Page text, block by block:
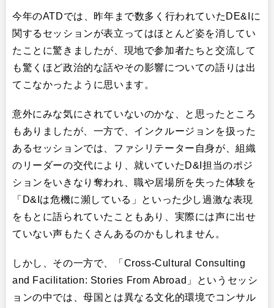
今年のATDでは、昨年まで数多く行われていたDE&Iに
関するセッションが表立ってはほとんど姿を消してい
たことに驚きましたが、現地で参加者たちと交流して
も驚くほど政治的な話やその影響についての語りは出
てこなかったように思います。
意外にみな気にされていないのかな、と思ったところ
もありましたが、一方で、インクルージョンを扱った
あるセッションでは、ファシリテーター自身が、組織
のリーダーの交代により、就いていたD&I担当のポジ
ションをいきなり奪われ、職や居場所を失った体験を
「D&Iは危機に瀕している」といった少し過激な表現
をもとに語られていたこともあり、実際には声に出せ
ていない声もたくさんあるのかもしれません。
しかし、その一方で、「Cross-Cultural Consulting
and Facilitation: Stories From Abroad」というセッシ
ョンの中では、母国とは異なる文化的環境でコンサル